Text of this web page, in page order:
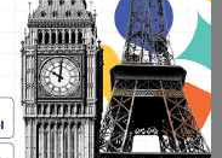
di atas,